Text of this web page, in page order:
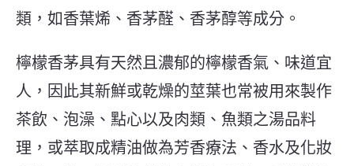
類，如香葉烯、香茅醛、香茅醇等成分。
檸檬香茅具有天然且濃郁的檸檬香氣、味道宜
人，因此其新鮮或乾燥的莖葉也常被用來製作
茶飲、泡澡、 點心以及肉類、魚類之湯品料
理，或萃取成精油做為芳香療法、香水及化妝